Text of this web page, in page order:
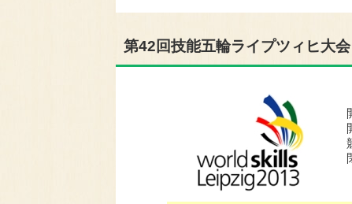
第42回技能五輪ライプツィヒ大